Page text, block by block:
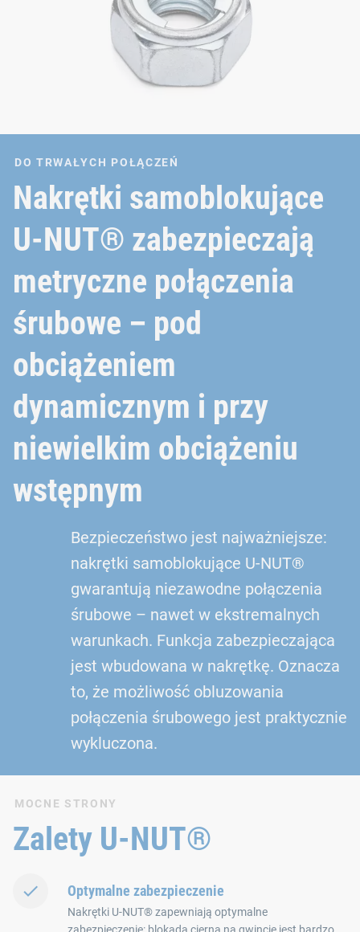
DO TRWAŁYCH POŁĄCZEŃ
Nakrętki samoblokujące
U-NUT® zabezpieczają
metryczne połączenia
śrubowe – pod
obciążeniem
dynamicznym i przy
niewielkim obciążeniu
wstępnym
Bezpieczeństwo jest najważniejsze:
nakrętki samoblokujące U-NUT®
gwarantują niezawodne połączenia
śrubowe – nawet w ekstremalnych
warunkach. Funkcja zabezpieczająca
jest wbudowana w nakrętkę. Oznacza
to, że możliwość obluzowania
połączenia śrubowego jest praktycznie
wykluczona.
MOCNE STRONY
Zalety U-NUT®
Optymalne zabezpieczenie
Nakrętki U-NUT® zapewniają optymalne